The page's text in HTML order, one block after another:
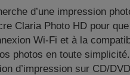
d’une impression
Claria Photo HD pour
Wi-Fi et à la
photos en toute
d’impression sur CD/